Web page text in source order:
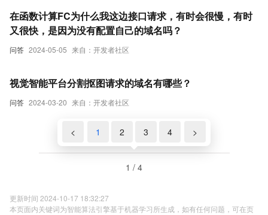
问答 2024-05-05 来自：开发者社区
在函数计算FC为什么我这边接口请求，有时会很慢，有时
又很快，是因为没有配置自己的域名吗？
问答 2024-03-20 来自：开发者社区
视觉智能平台分割抠图请求的域名有哪些？
< 1 2 3 4 >
1 / 4
更新时间 2024-10-17 18:32:27
本页面内关键词为智能算法引擎基于机器学习所生成，如有任何问题，可在页